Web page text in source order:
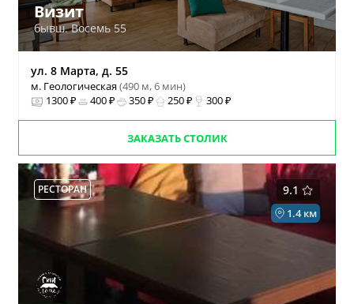
Визит
бывш. Восемь 55
ул. 8 Марта, д. 55
м. Геологическая(490 м, 6 мин)
1300 ₽
400 ₽ 350 ₽ 250 ₽ 300 ₽
ЗАКАЗАТЬ СТОЛИК
9.1
РЕСТОРАН
1.4 км